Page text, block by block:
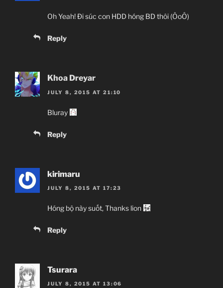
Oh Yeah! Đi súc con HDD hóng BD thôi (ÔoÔ)
Reply
Khoa Dreyar
JULY 8, 2015 AT 21:10
Bluray
Reply
kirimaru
JULY 8, 2015 AT 17:23
Hóng bộ này suốt, Thanks lion
Reply
Tsurara
JULY 8, 2015 AT 13:06